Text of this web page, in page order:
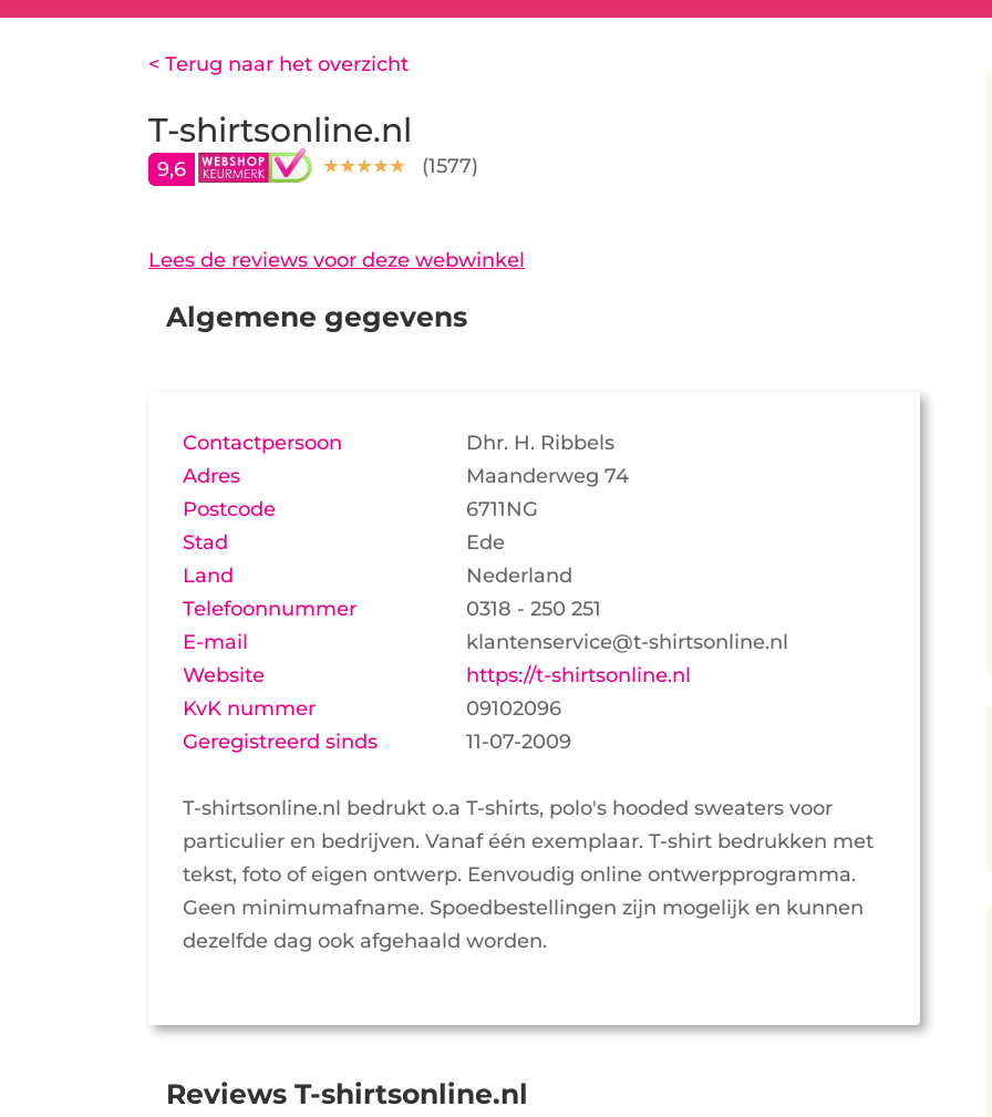
< Terug naar het overzicht
T-shirtsonline.nl
9,6 (1577)
Lees de reviews voor deze webwinkel
Algemene gegevens
Contactpersoon
Dhr. H. Ribbels
Adres
Maanderweg 74
Postcode
6711NG
Stad
Ede
Land
Nederland
Telefoonnummer
0318 - 250 251
E-mail
klantenservice@t-shirtsonline.nl
Website
https://t-shirtsonline.nl
KvK nummer
09102096
Geregistreerd sinds
11-07-2009
T-shirtsonline.nl bedrukt o.a T-shirts, polo's hooded sweaters voor
particulier en bedrijven. Vanaf één exemplaar. T-shirt bedrukken met
tekst, foto of eigen ontwerp. Eenvoudig online ontwerpprogramma.
Geen minimumafname. Spoedbestellingen zijn mogelijk en kunnen
dezelfde dag ook afgehaald worden.
Reviews T-shirtsonline.nl